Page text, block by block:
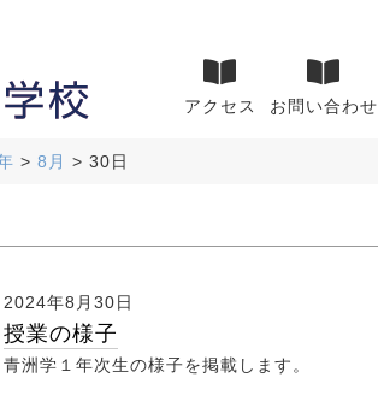
アクセス お問い合わせ
> 8月 > 30日
2024年8月30日
授業の様子
青洲学１年次生の様子を掲載します。